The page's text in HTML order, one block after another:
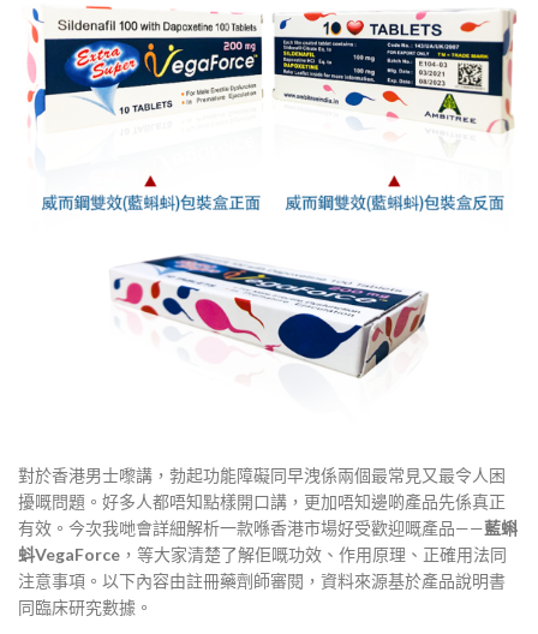
對於香港男士嚟講，勃起功能障礙同早洩係兩個最常見又最令人困
擾嘅問題。好多人都唔知點樣開口講，更加唔知邊啲產品先係真正
有效。今次我哋會詳細解析一款喺香港市場好受歡迎嘅產品——藍蝌
蚪VegaForce ，等大家清楚了解佢嘅功效、作用原理、正確用法同
注意事項。以下內容由註冊藥劑師審閱，資料來源基於產品說明書
同臨床研究數據。